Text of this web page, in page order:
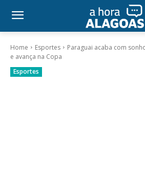
Home Esportes
Paraguai acaba com
e avança na Copa
Esportes